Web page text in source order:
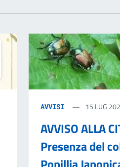
AVVISI 15 LUG
AVVISO ALLA
Presenza del